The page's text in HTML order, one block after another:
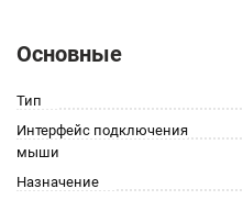
Основные
Тип
Интерфейс подключения
мыши
Назначение